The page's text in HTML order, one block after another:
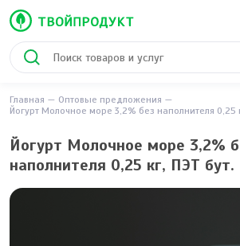
Главная
Оптовые предложения
Йогурт Молочное море 3,2% без наполнителя 0,25
Йогурт Молочное море 3,2%
наполнителя 0,25 кг, ПЭТ бут.